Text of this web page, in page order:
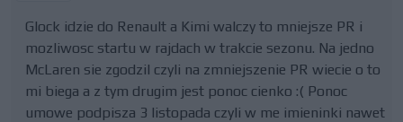
Glock idzie do Renault a Kimi walczy to mniejsze PR i
mozliwosc startu w rajdach w trakcie sezonu. Na jedno
McLaren sie zgodzil czyli na zmniejszenie PR wiecie o to
mi biega a z tym drugim jest ponoc cienko :( Ponoc
umowe podpisza 3 listopada czyli w me imieninki nawet